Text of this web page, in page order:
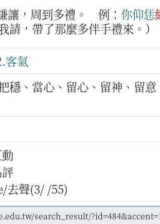
讓，周到多禮。
例： 你仰恁
請，帶了那麼多伴手禮來。）
客氣
穩、當心、留心、留神、留
去聲(3/ /55)